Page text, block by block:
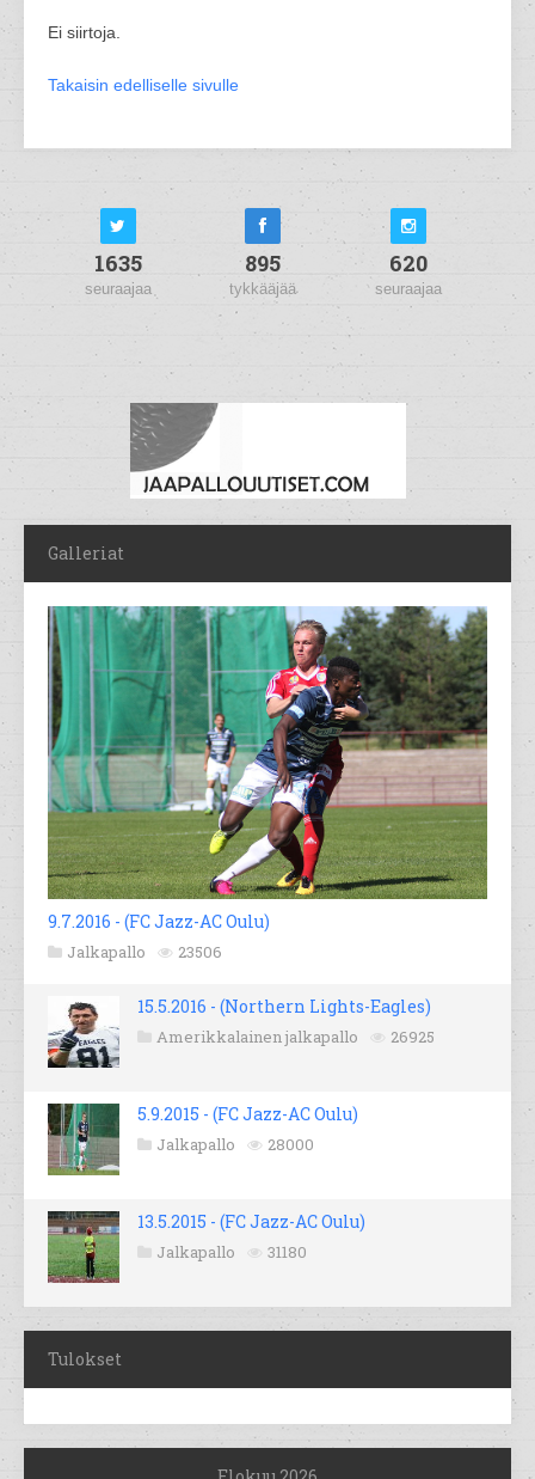
Ei siirtoja.
Takaisin edelliselle sivulle
1635
seuraajaa
895
tykkääjää
620
seuraajaa
Galleriat
9.7.2016 - (FC Jazz-AC Oulu)
Jalkapallo 23506
15.5.2016 - (Northern Lights-Eagles)
Amerikkalainen jalkapallo 26925
5.9.2015 - (FC Jazz-AC Oulu)
Jalkapallo 28000
13.5.2015 - (FC Jazz-AC Oulu)
Jalkapallo 31180
Tulokset